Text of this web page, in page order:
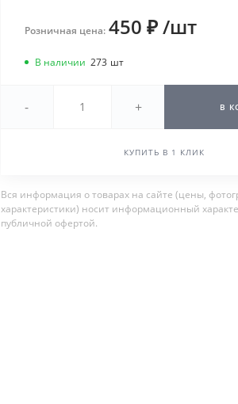
Розничная цена: 450 ₽/шт
В наличии 273 шт
- + В
КУПИТЬ В 1 КЛИК
Вся информация о товарах на сайте (цены,
характеристики) носит информационный
публичной офертой.